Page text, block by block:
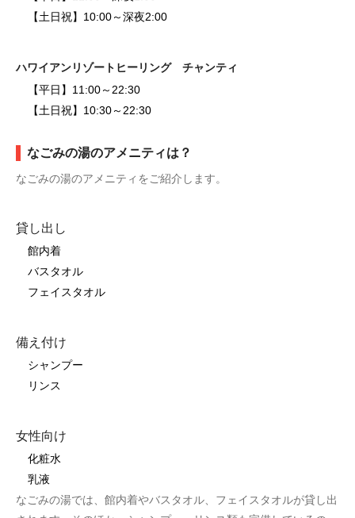
【土日祝】10:00～深夜2:00
ハワイアンリゾートヒーリング チャンティ
【平日】11:00～22:30
【土日祝】10:30～22:30
なごみの湯のアメニティは？
なごみの湯のアメニティをご紹介します。
貸し出し
館内着
バスタオル
フェイスタオル
備え付け
シャンプー
リンス
女性向け
化粧水
乳液
なごみの湯では、館内着やバスタオル、フェイスタオルが貸し出